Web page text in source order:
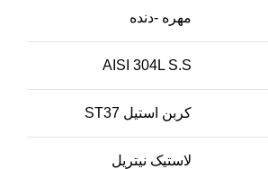
مهره -دنده
AISI 304L S.S
کربن استیل ST37
لاستیک نیتریل